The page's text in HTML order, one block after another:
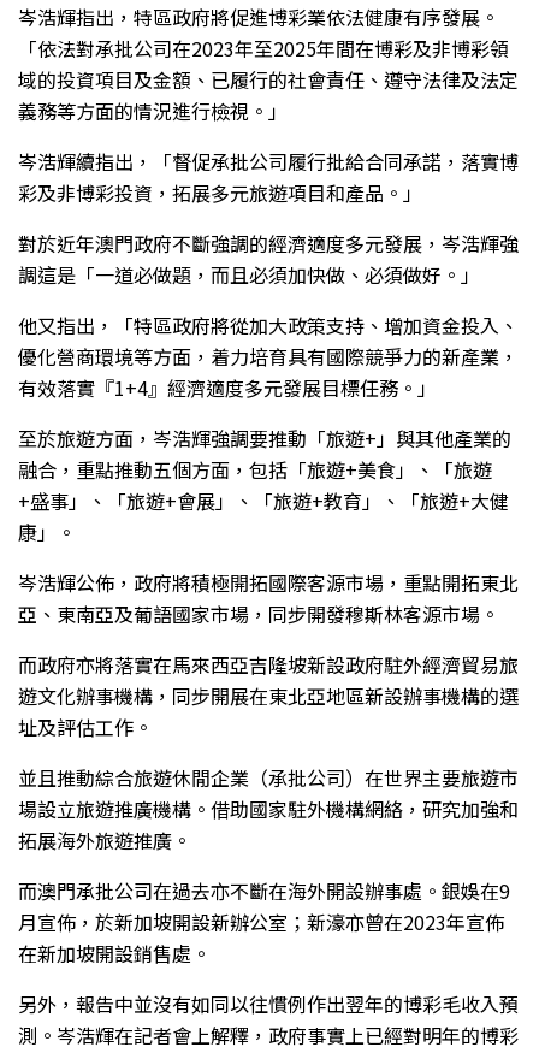
岑浩輝指出，特區政府將促進博彩業依法健康有序發展。
「依法對承批公司在2023年至2025年間在博彩及非博彩領
域的投資項目及金額、已履行的社會責任、遵守法律及法定
義務等方面的情況進行檢視。」
岑浩輝續指出，「督促承批公司履行批給合同承諾，落實博
彩及非博彩投資，拓展多元旅遊項目和產品。」
對於近年澳門政府不斷強調的經濟適度多元發展，岑浩輝強
調這是「一道必做題，而且必須加快做、必須做好。」
他又指出，「特區政府將從加大政策支持、增加資金投入、
優化營商環境等方面，着力培育具有國際競爭力的新產業，
有效落實『1+4』經濟適度多元發展目標任務。」
至於旅遊方面，岑浩輝強調要推動「旅遊+」與其他產業的
融合，重點推動五個方面，包括「旅遊+美食」、「旅遊
+盛事」、「旅遊+會展」、「旅遊+教育」、「旅遊+大健
康」。
岑浩輝公佈，政府將積極開拓國際客源市場，重點開拓東北
亞、東南亞及葡語國家市場，同步開發穆斯林客源市場。
而政府亦將落實在馬來西亞吉隆坡新設政府駐外經濟貿易旅
遊文化辦事機構，同步開展在東北亞地區新設辦事機構的選
址及評估工作。
並且推動綜合旅遊休閒企業（承批公司）在世界主要旅遊市
場設立旅遊推廣機構。借助國家駐外機構網絡，研究加強和
拓展海外旅遊推廣。
而澳門承批公司在過去亦不斷在海外開設辦事處。銀娛在9
月宣佈，於新加坡開設新辦公室；新濠亦曾在2023年宣佈
在新加坡開設銷售處。
另外，報告中並沒有如同以往慣例作出翌年的博彩毛收入預
測。岑浩輝在記者會上解釋，政府事實上已經對明年的博彩